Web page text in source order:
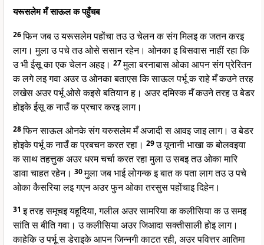
यरूसलेम मँ साऊल क पहुँचब
26फिन जब उ यरूसलेम पहोंचा तउ उ चेलन क संग मिलइ क जतन करइ
लाग। मुला उ पचे तउ ओसे ससान रहेन। ओनका इ बिसवास नाहीं रहा कि
उ भी ईसू का एक चेलन अहइ। 27मुला बरनाबास ओका आपन संग प्रेरितन
क लगे लइ गवा अउर उ ओनका बताएस कि साऊल पर्भू क राहे मँ कउने तरह
लखेस अउर पर्भू ओसे कइसे बतियान ह। अउर दमिस्क मँ कउने तरह उ बेडर
होइके ईसू क नाउँ क प्रचार करइ लाग।
28फिन साऊल ओनके संग यरुसलेम मँ अजादी स आवइ जाइ लाग। उ बेडर
होइके पर्भू क नाउँ क प्रबचन करत रहा। 29उ यूनानी भाखा क बोलवइया
क साथ तहत्तुक अउर धरम चर्चा करत रहा मुला उ सबइ तउ ओका मारि
डावा चाहत रहेन। 30मुला जब भाई लोगन्क इ बात क पता लाग तउ उ पचे
ओका कैसरिया लइ गएन अउर फुन ओका तरसुस पहोंचाइ दिहेन।
31इ तरह समूचइ यहूदिया, गलील अउर सामरिया क कलीसिया क उ समइ
सांति स बीति गवा। उ कलीसिया अउर जिआदा सक्तीसाली होइ लाग।
काहेकि उ पर्भू स डेराइके आपन जिन्नगी काटत रही, अउर पवित्तर आतिमा